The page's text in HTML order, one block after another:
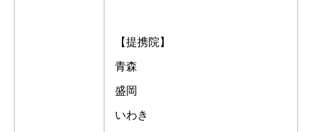
【提携院】
青森
盛岡
いわき